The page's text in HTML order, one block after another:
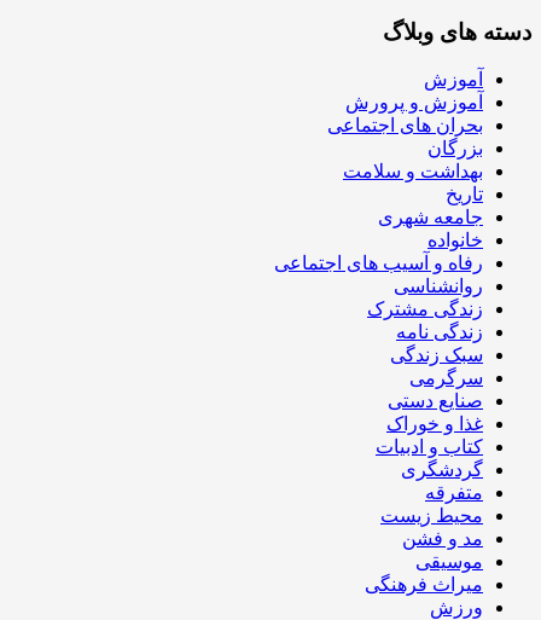
دسته های وبلاگ
آموزش
آموزش و پرورش
بحران های اجتماعی
بزرگان
بهداشت و سلامت
تاریخ
جامعه شهری
خانواده
رفاه و آسیب های اجتماعی
روانشناسی
زندگی مشترک
زندگی نامه
سبک زندگی
سرگرمی
صنایع دستی
غذا و خوراک
کتاب و ادبیات
گردشگری
متفرقه
محیط زیست
مد و فشن
موسیقی
میراث فرهنگی
ورزش